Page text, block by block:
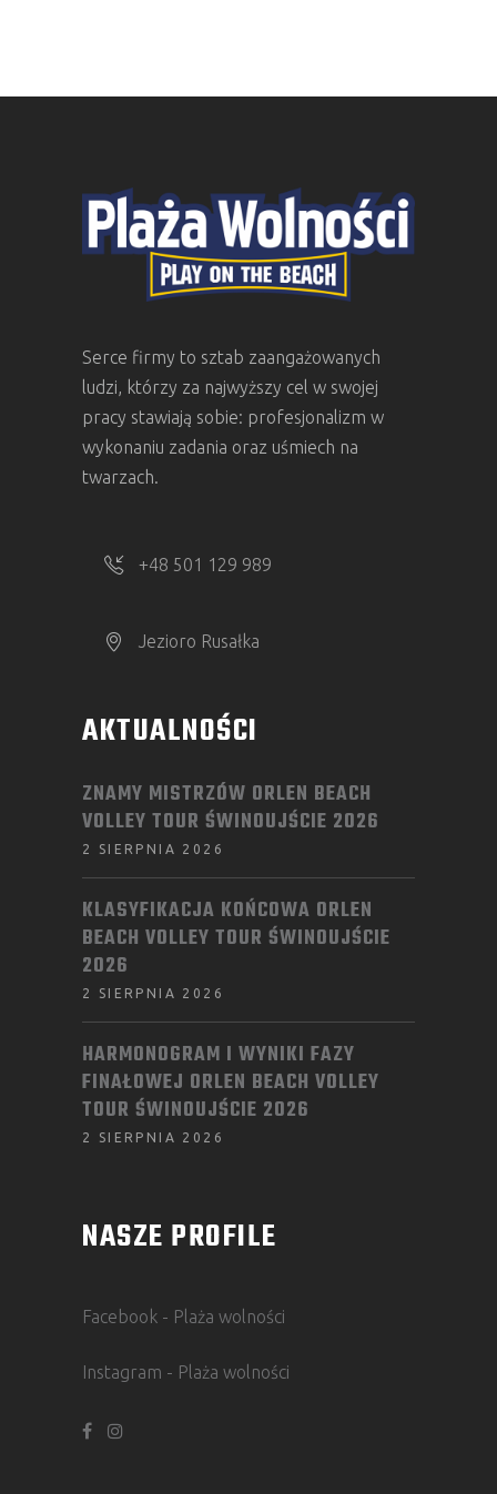
Serce firmy to sztab zaangażowanych
ludzi, którzy za najwyższy cel w swojej
pracy stawiają sobie: profesjonalizm w
wykonaniu zadania oraz uśmiech na
twarzach.
+48 501 129 989
Jezioro Rusałka
AKTUALNOŚCI
ZNAMY MISTRZÓW ORLEN BEACH
VOLLEY TOUR ŚWINOUJŚCIE 2026
2 SIERPNIA 2026
KLASYFIKACJA KOŃCOWA ORLEN
BEACH VOLLEY TOUR ŚWINOUJŚCIE
2026
2 SIERPNIA 2026
HARMONOGRAM I WYNIKI FAZY
FINAŁOWEJ ORLEN BEACH VOLLEY
TOUR ŚWINOUJŚCIE 2026
2 SIERPNIA 2026
NASZE PROFILE
Facebook - Plaża wolności
Instagram - Plaża wolności